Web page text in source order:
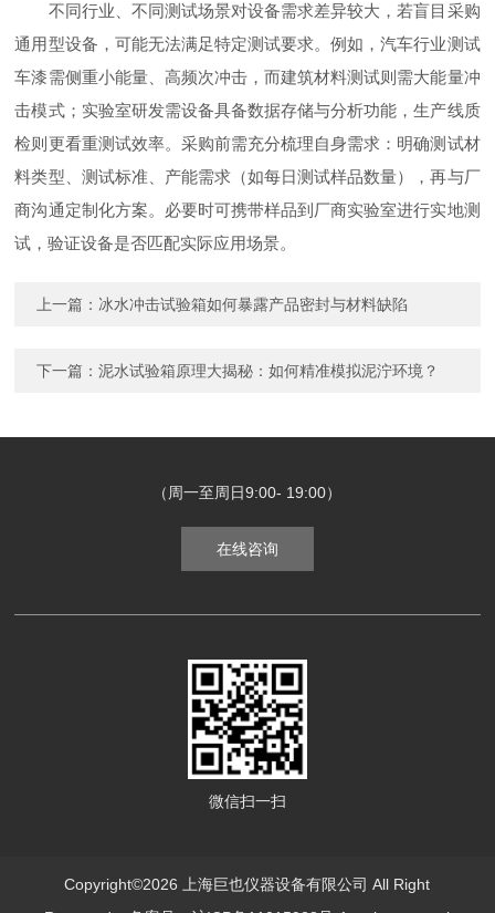
不同行业、不同测试场景对设备需求差异较大，若盲目采购
通用型设备，可能无法满足特定测试要求。例如，汽车行业测试
车漆需侧重小能量、高频次冲击，而建筑材料测试则需大能量冲
击模式；实验室研发需设备具备数据存储与分析功能，生产线质
检则更看重测试效率。采购前需充分梳理自身需求：明确测试材
料类型、测试标准、产能需求（如每日测试样品数量），再与厂
商沟通定制化方案。必要时可携带样品到厂商实验室进行实地测
试，验证设备是否匹配实际应用场景。
上一篇： 冰水冲击试验箱如何暴露产品密封与材料缺陷
下一篇：泥水试验箱原理大揭秘：如何精准模拟泥泞环境？
（周一至周日9:00- 19:00）
在线咨询
微信扫一扫
Copyright©2026 上海巨也仪器设备有限公司 All Right